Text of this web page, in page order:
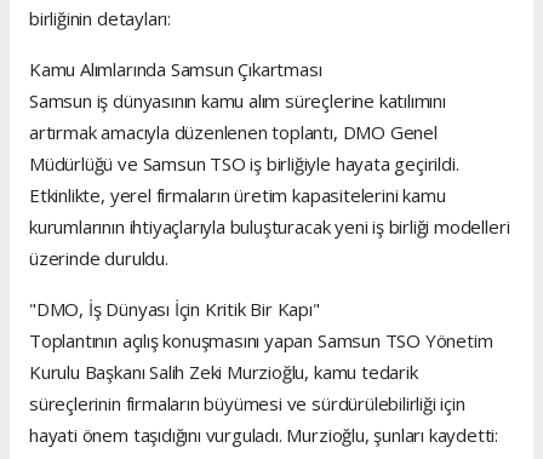
birliğinin detayları:
Kamu Alımlarında Samsun Çıkartması
Samsun iş dünyasının kamu alım süreçlerine katılımını
artırmak amacıyla düzenlenen toplantı, DMO Genel
Müdürlüğü ve Samsun TSO iş birliğiyle hayata geçirildi.
Etkinlikte, yerel firmaların üretim kapasitelerini kamu
kurumlarının ihtiyaçlarıyla buluşturacak yeni iş birliği modelleri
üzerinde duruldu.
"DMO, İş Dünyası İçin Kritik Bir Kapı"
Toplantının açılış konuşmasını yapan Samsun TSO Yönetim
Kurulu Başkanı Salih Zeki Murzioğlu, kamu tedarik
süreçlerinin firmaların büyümesi ve sürdürülebilirliği için
hayati önem taşıdığını vurguladı. Murzioğlu, şunları kaydetti: